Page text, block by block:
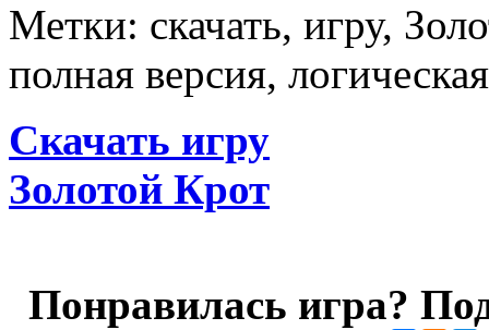
Метки: скачать, игру,
полная версия,
Скачать игру
Золотой Крот
Понравилась игра?